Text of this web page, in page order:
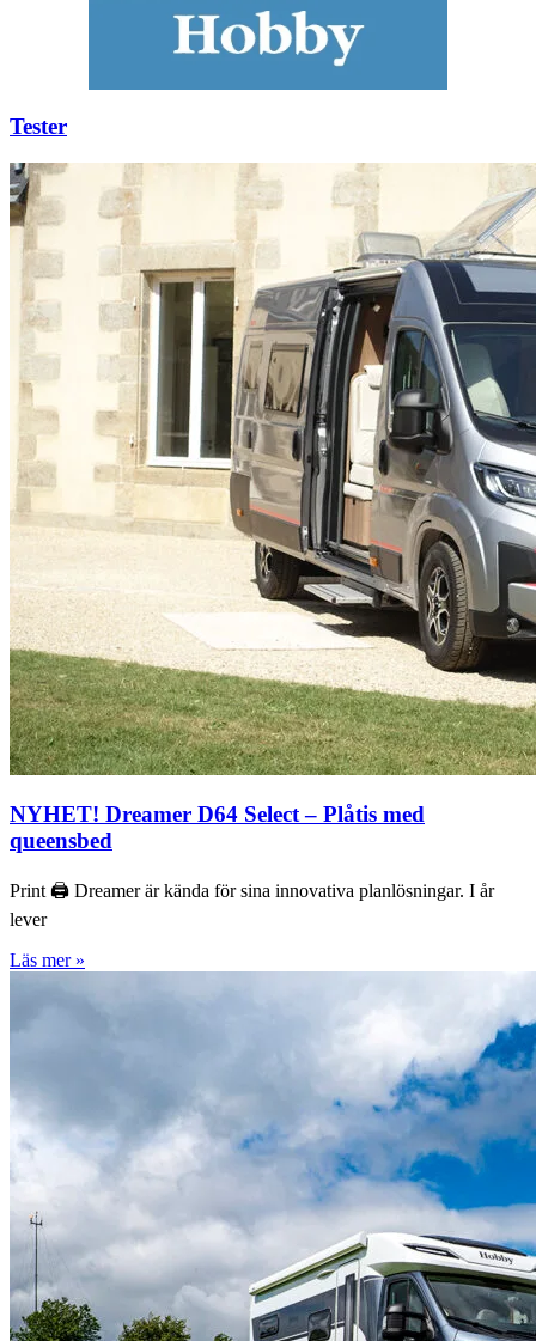
Tester
NYHET! Dreamer D64 Select – Plåtis med
queensbed
Print 🖨 Dreamer är kända för sina innovativa planlösningar. I år
lever
Läs mer »